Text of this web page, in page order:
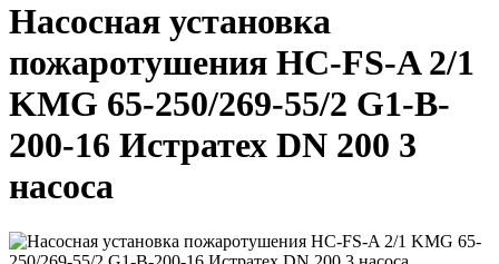
Насосная установка
пожаротушения HC-FS-A 2/1
KMG 65-250/269-55/2 G1-B-
200-16 Истратех DN 200 3
насоса